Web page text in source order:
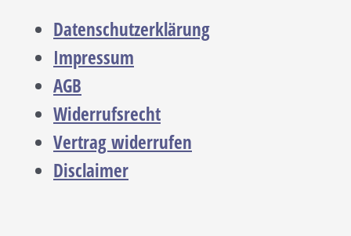
Datenschutzerklärung
Impressum
AGB
Widerrufsrecht
Vertrag widerrufen
Disclaimer